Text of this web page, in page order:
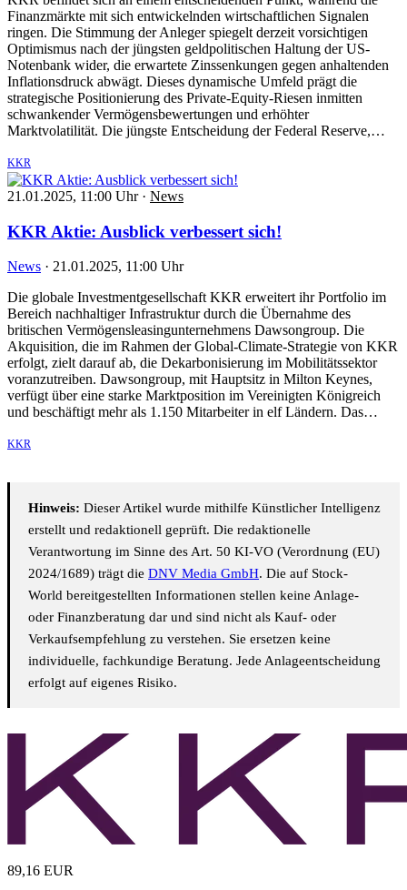
Finanzmärkte mit sich entwickelnden wirtschaftlichen Signalen
ringen. Die Stimmung der Anleger spiegelt derzeit vorsichtigen
Optimismus nach der jüngsten geldpolitischen Haltung der US-
Notenbank wider, die erwartete Zinssenkungen gegen anhaltenden
Inflationsdruck abwägt. Dieses dynamische Umfeld prägt die
strategische Positionierung des Private-Equity-Riesen inmitten
schwankender Vermögensbewertungen und erhöhter
Marktvolatilität. Die jüngste Entscheidung der Federal Reserve,…
KKR
21.01.2025, 11:00 Uhr · News
KKR Aktie: Ausblick verbessert sich!
News · 21.01.2025, 11:00 Uhr
Die globale Investmentgesellschaft KKR erweitert ihr Portfolio im
Bereich nachhaltiger Infrastruktur durch die Übernahme des
britischen Vermögensleasingunternehmens Dawsongroup. Die
Akquisition, die im Rahmen der Global-Climate-Strategie von KKR
erfolgt, zielt darauf ab, die Dekarbonisierung im Mobilitätssektor
voranzutreiben. Dawsongroup, mit Hauptsitz in Milton Keynes,
verfügt über eine starke Marktposition im Vereinigten Königreich
und beschäftigt mehr als 1.150 Mitarbeiter in elf Ländern. Das…
KKR
Hinweis: Dieser Artikel wurde mithilfe Künstlicher Intelligenz
erstellt und redaktionell geprüft. Die redaktionelle
Verantwortung im Sinne des Art. 50 KI-VO (Verordnung (EU)
2024/1689) trägt die DNV Media GmbH. Die auf Stock-
World bereitgestellten Informationen stellen keine Anlage-
oder Finanzberatung dar und sind nicht als Kauf- oder
Verkaufsempfehlung zu verstehen. Sie ersetzen keine
individuelle, fachkundige Beratung. Jede Anlageentscheidung
erfolgt auf eigenes Risiko.
89,16 EUR